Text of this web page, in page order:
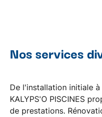
Nos services
De l'installation initiale à
KALYPS'O PISCINES
de prestations.